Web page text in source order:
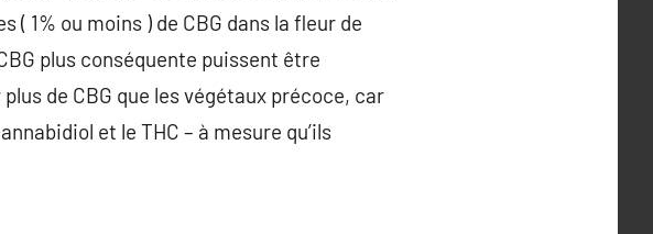
1% ou moins ) de CBG dans la fleur de
plus conséquente puissent être
de CBG que les végétaux précoce, car
et le THC – à mesure qu’ils